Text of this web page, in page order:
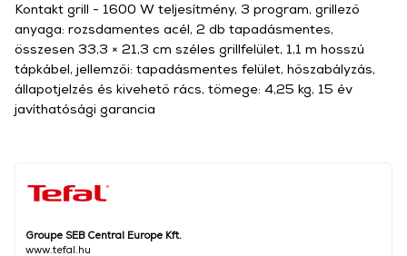
Groupe SEB Central Europe Kft.
www.tefal.hu
Kontakt grill - 1600 W teljesítmény, 3 program, grillező
anyaga: rozsdamentes acél, 2 db tapadásmentes,
összesen 33,3 × 21,3 cm széles grillfelület, 1,1 m hosszú
tápkábel, jellemzői: tapadásmentes felület, hőszabályzás,
állapotjelzés és kivehető rács, tömege: 4,25 kg, 15 év
javíthatósági garancia